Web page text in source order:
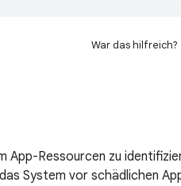
War das hilfreich?
Ressourcen zu
System vor schädlichen